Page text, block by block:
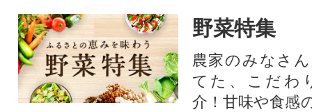
野菜特集
農家のみなさ
てた、こだわ
介！甘味や食感